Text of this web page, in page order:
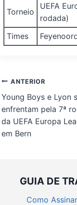
Torneio
UEFA
rodada)
Times
Navegação
de
Post
ANTERIOR
Young Boys e Lyon
enfrentam pela 7ª
da UEFA Europa
em Bern
GUIA DE
Como